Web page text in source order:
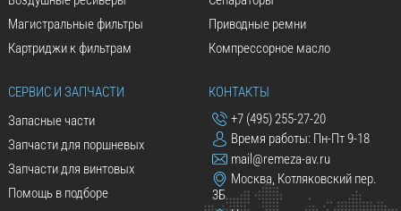
Магистральные фильтры
Картриджи к фильтрам
Приводные ремни
Компрессорное масло
СЕРВИС И ЗАПЧАСТИ
Запасные части
Запчасти для поршневых
Запчасти для винтовых
Помощь в подборе
КОНТАКТЫ
+7 (495) 255-27-20
Время работы: Пн-Пт 9-18
mail@remeza-av.ru
Москва, Котляковский пер.
3Б